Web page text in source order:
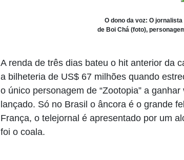
O dono da voz: O
de Boi Chá (foto),
A renda de três dias bateu o hit anterior da
a bilheteria de US$ 67 milhões quando
o único personagem de “Zootopia” a
lançado. Só no Brasil o âncora é o grande
França, o telejornal é apresentado por um
foi o coala.